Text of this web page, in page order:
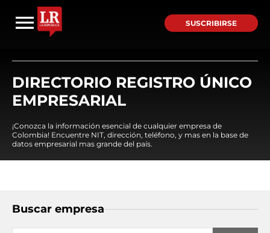
SUSCRIBIRSE
DIRECTORIO REGISTRO ÚNICO
EMPRESARIAL
¡Conozca la información esencial de cualquier empresa de
Colombia! Encuentre NIT, dirección, teléfono, y mas en la base de
datos empresarial mas grande del país.
Buscar empresa